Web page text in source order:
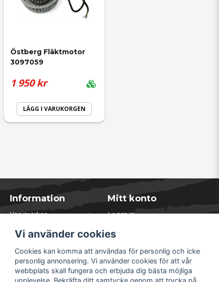
Östberg Fläktmotor
3097059
1 950 kr
LÄGG I VARUKORGEN
Information
Varumärken
Kontakta oss
Öppettider Lager
Om Soliduct
Soliduct & Ventilation.se
Mitt konto
Logga in
Glömt lösenord?
Vi använder cookies
Cookies kan komma att användas för personlig och icke
personlig annonsering. Vi använder cookies för att vår
webbplats skall fungera och erbjuda dig bästa möjliga
upplevelse. Bekräfta ditt samtycke genom att trycka på